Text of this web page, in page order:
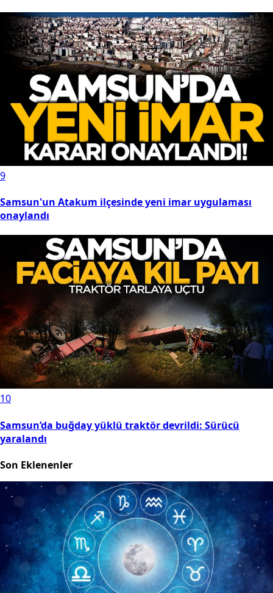
9
Samsun'un Atakum ilçesinde yeni imar uygulaması
onaylandı
10
Samsun’da buğday yüklü traktör devrildi: Sürücü
yaralandı
Son Eklenenler